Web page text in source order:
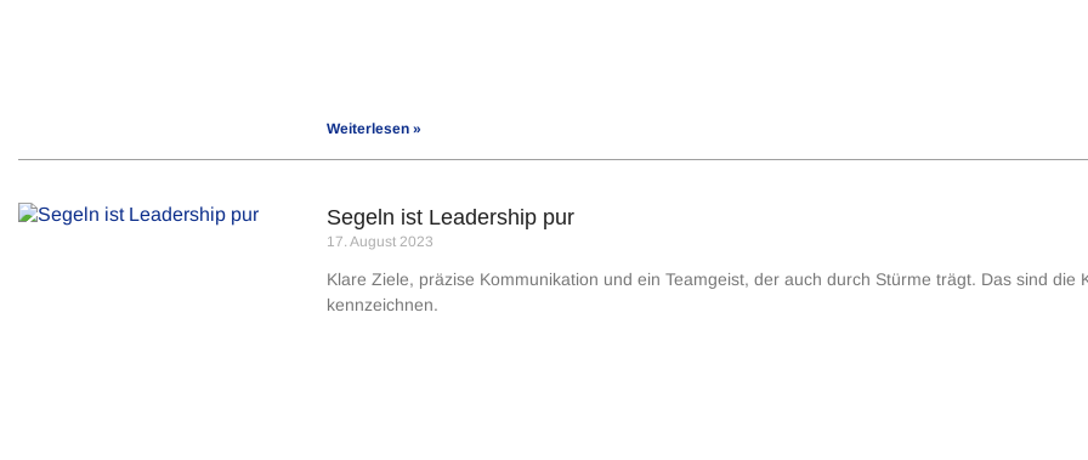
Weiterlesen »
Segeln ist Leadership pur
17. August 2023
Klare Ziele, präzise Kommunikation und ein Teamgeist, der auch durch Stürme trägt. Das sind die
kennzeichnen.